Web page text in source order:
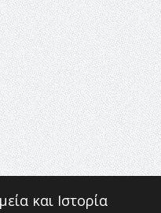
και Ιστορία